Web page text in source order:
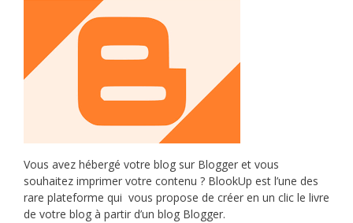
Vous avez hébergé votre blog sur Blogger et vous
souhaitez imprimer votre contenu ? BlookUp est l’une des
rare plateforme qui vous propose de créer en un clic le livre
de votre blog à partir d’un blog Blogger.